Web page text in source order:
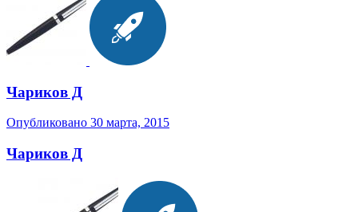
Чариков Д
Опубликовано 30 марта, 2015
Чариков Д